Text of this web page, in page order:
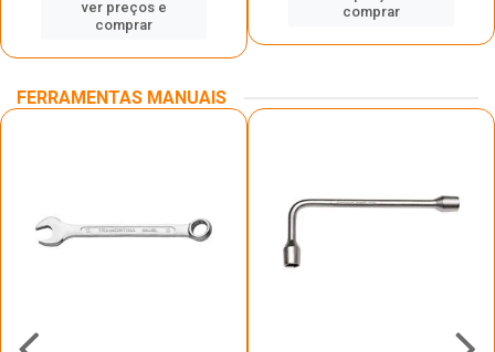
ver preços e
comprar
comprar
FERRAMENTAS MANUAIS